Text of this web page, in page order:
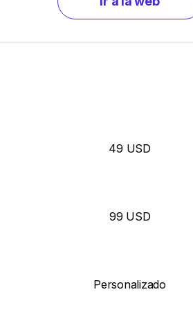
49 USD
99 USD
Personalizado